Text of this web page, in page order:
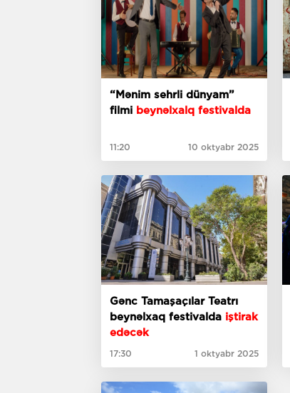
“Mənim sehrli dünyam”
filmi beynəlxalq festivalda
11:20 10 oktyabr 2025
Gənc Tamaşaçılar Teatrı
beynəlxaq festivalda iştirak
edəcək
17:30 1 oktyabr 2025